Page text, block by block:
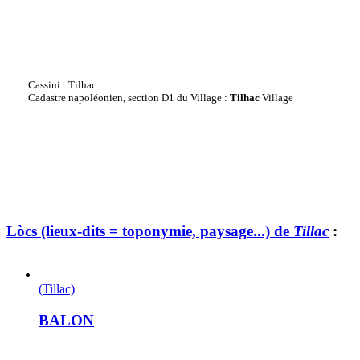
Cassini : Tilhac
Cadastre napoléonien, section D1 du Village : TilhacVillage
Lòcs (lieux-dits = toponymie, paysage...) de Tillac :
(Tillac)
BALON